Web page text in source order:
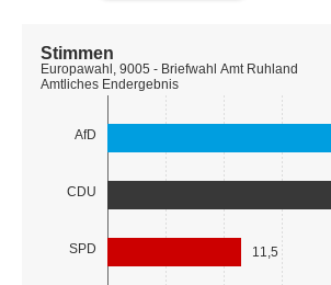
AfD
CDU
SPD 11,5
Stimmen
Europawahl, 9005 - Briefwahl Amt Ruhland
Amtliches Endergebnis